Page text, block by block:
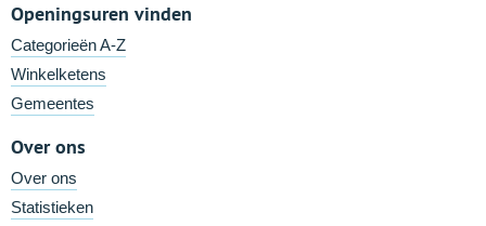
Openingsuren vinden
Categorieën A-Z
Winkelketens
Gemeentes
Over ons
Over ons
Statistieken